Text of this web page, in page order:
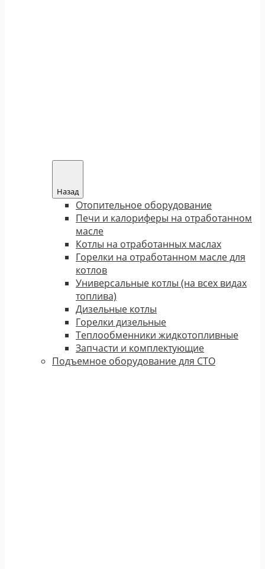
Назад
Отопительное оборудование
Печи и калориферы на отработанном
масле
Котлы на отработанных маслах
Горелки на отработанном масле для
котлов
Универсальные котлы (на всех видах
топлива)
Дизельные котлы
Горелки дизельные
Теплообменники жидкотопливные
Запчасти и комплектующие
Подъемное оборудование для СТО